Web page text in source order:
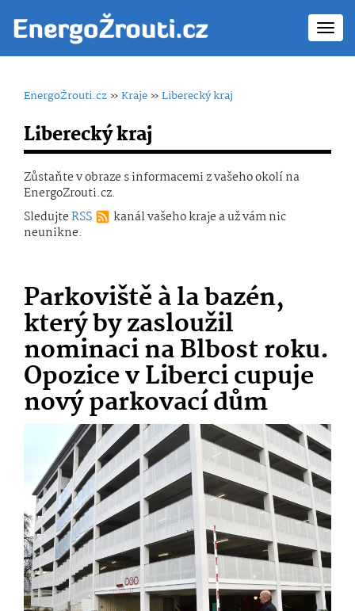
EnergoŽrouti.cz»Kraje»Liberecký kraj
Liberecký kraj
Zůstaňte v obraze s informacemi z vašeho okolí na
EnergoZrouti.cz.
SledujteRSS
kanál vašeho kraje a už vám nic
neunikne.
Parkoviště à la bazén,
který by zasloužil
nominaci na Blbost roku.
Opozice v Liberci cupuje
nový parkovací dům